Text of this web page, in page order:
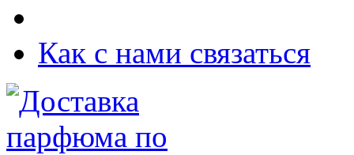
Как с нами связаться